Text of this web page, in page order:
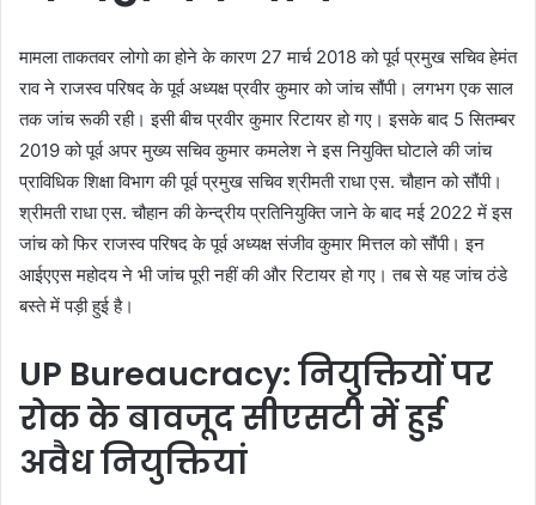
मामला ताकतवर लोगो का होने के कारण 27 मार्च 2018 को पूर्व प्रमुख सचिव हेमंत
राव ने राजस्व परिषद के पूर्व अध्यक्ष प्रवीर कुमार को जांच सौंपी। लगभग एक साल
तक जांच रूकी रही। इसी बीच प्रवीर कुमार रिटायर हो गए। इसके बाद 5 सितम्बर
2019 को पूर्व अपर मुख्य सचिव कुमार कमलेश ने इस नियुक्ति घोटाले की जांच
प्राविधिक शिक्षा विभाग की पूर्व प्रमुख सचिव श्रीमती राधा एस. चौहान को सौंपी।
श्रीमती राधा एस. चौहान की केन्द्रीय प्रतिनियुक्ति जाने के बाद मई 2022 में इस
जांच को फिर राजस्व परिषद के पूर्व अध्यक्ष संजीव कुमार मित्तल को सौंपी। इन
आईएएस महोदय ने भी जांच पूरी नहीं की और रिटायर हो गए। तब से यह जांच ठंडे
बस्ते में पड़ी हुई है।
UP Bureaucracy: नियुक्तियों पर
रोक के बावजूद सीएसटी में हुई
अवैध नियुक्तियां